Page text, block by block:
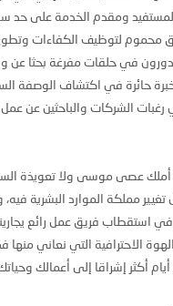
ومقدم الخدمة على حد
محموم لتوظيف الكفاءات
في حلقات مفرغة بحثا عن
حائرة في اكتشاف الوصفة
رغبات الشركات والباحثين عن
أملك عصى موسى ولا تعويذة
تغيير مملكة الموارد البشرية
في استقطاب فريق عمل رائع
الاحترافية التي نعاني منها
أكثر إشراقا إلى أعمالك